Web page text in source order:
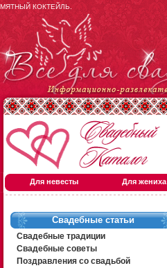
МЯТНЫЙ КОКТЕЙЛЬ.
Для невесты Для жениха
Свадебные статьи
Свадебные традиции
Свадебные советы
Поздравления со свадьбой